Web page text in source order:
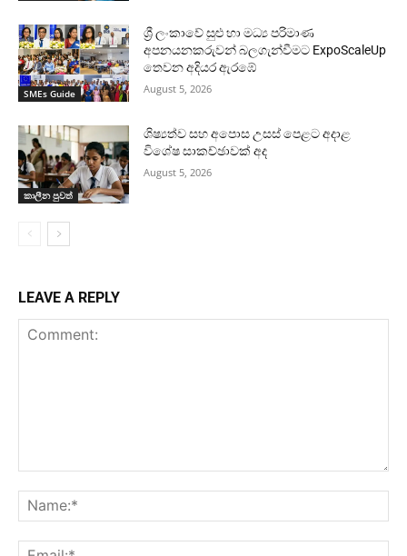
SMEs Guide
ශ්‍රී ලංකාවේ සුළු හා මධ්‍ය පරිමාණ
අපනයනකරුවන් බලගැන්වීමට ExpoScaleUp
තෙවන අදියර ඇරඹේ
August 5, 2026
කාලීන පුවත්
ශිෂ්‍යත්ව සහ අපොස උසස් පෙළට අදාළ
විශේෂ සාකච්ඡාවක් අද
August 5, 2026
LEAVE A REPLY